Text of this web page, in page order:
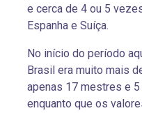
e cerca de 4 ou 5
Espanha e Suíça.
No início do período
Brasil era muito mais
apenas 17 mestres e
enquanto que os